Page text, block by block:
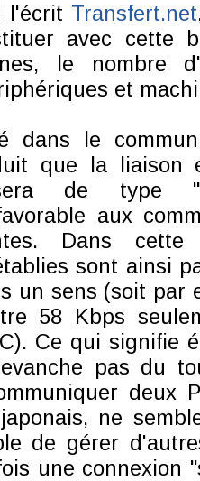
l'écrit Transfert.net
avec cette
le nombre
et
dans le
que la liaison
de type
aux
Dans cette
sont ainsi
un sens (soit par
58 Kbps
Ce qui signifie
pas du
deux
ne
de gérer
une connexion